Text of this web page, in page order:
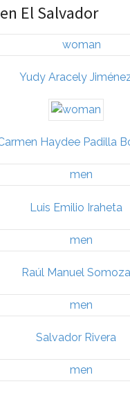
El Salvador
Yudy Aracely
Haydee Padilla
Luis Emilio Iraheta
Raúl Manuel Somoza
Salvador Rivera